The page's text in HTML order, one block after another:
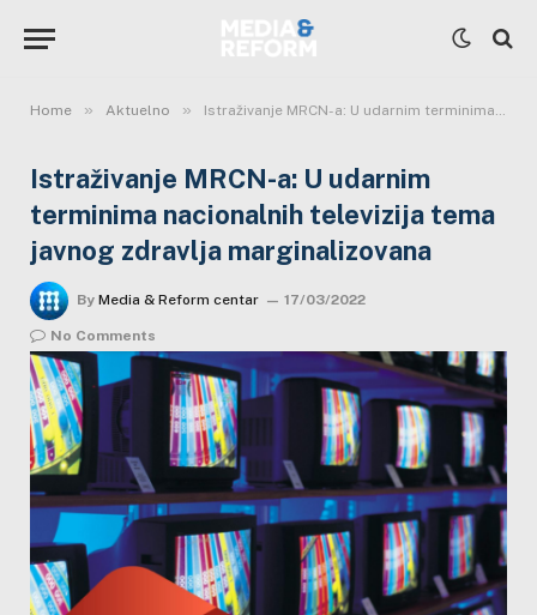
Home » Aktuelno » Istraživanje MRCN-a: U udarnim terminima nacionalnih televizija tema javnog zdravlja marginalizovana
Istraživanje MRCN-a: U udarnim
terminima nacionalnih televizija tema
javnog zdravlja marginalizovana
By Media & Reform centar 17/03/2022
No Comments